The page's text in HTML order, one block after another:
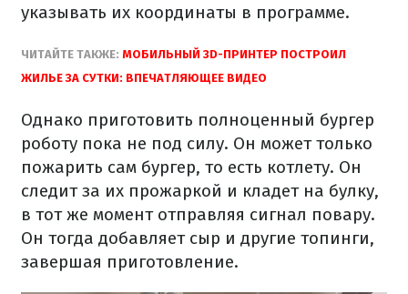
указывать их координаты в программе.
ЧИТАЙТЕ ТАКЖЕ: МОБИЛЬНЫЙ 3D-ПРИНТЕР ПОСТРОИЛ
ЖИЛЬЕ ЗА СУТКИ: ВПЕЧАТЛЯЮЩЕЕ ВИДЕО
Однако приготовить полноценный бургер
роботу пока не под силу. Он может только
пожарить сам бургер, то есть котлету. Он
следит за их прожаркой и кладет на булку,
в тот же момент отправляя сигнал повару.
Он тогда добавляет сыр и другие топинги,
завершая приготовление.